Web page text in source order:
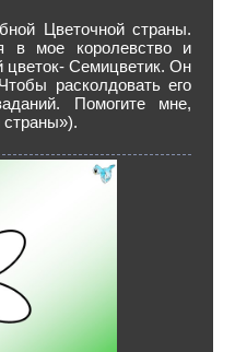
Цветочной страны.
в мое королевство и
Семицветик. Он
расколдовать его
Помогите мне,